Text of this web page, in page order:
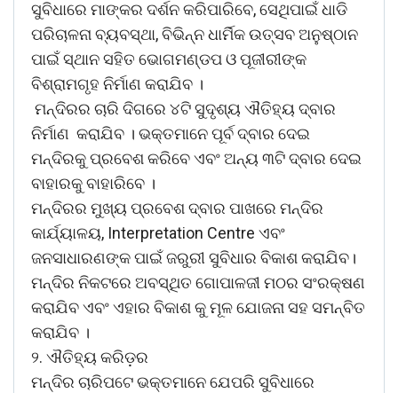
ସୁବିଧାରେ ମାଙ୍କର ଦର୍ଶନ କରିପାରିବେ, ସେଥିପାଇଁ ଧାଡି
ପରିଚାଳନା ବ୍ୟବସ୍ଥା, ବିଭିନ୍ନ ଧାର୍ମିକ ଉତ୍ସବ ଅନୁଷ୍ଠାନ
ପାଇଁ ସ୍ଥାନ ସହିତ ଭୋଗମଣ୍ଡପ ଓ ପୂଜୀରୀଙ୍କ
ବିଶ୍ରାମଗୃହ ନିର୍ମାଣ କରାଯିବ ।
ମନ୍ଦିରର ଚାରି ଦିଗରେ ୪ଟି ସୁଦୃଶ୍ୟ ଐତିହ୍ୟ ଦ୍ବାର
ନିର୍ମାଣ କରାଯିବ । ଭକ୍ତମାନେ ପୂର୍ବ ଦ୍ବାର ଦେଇ
ମନ୍ଦିରକୁ ପ୍ରବେଶ କରିବେ ଏବଂ ଅନ୍ୟ ୩ଟି ଦ୍ବାର ଦେଇ
ବାହାରକୁ ବାହାରିବେ ।
ମନ୍ଦିରର ମୁଖ୍ୟ ପ୍ରବେଶ ଦ୍ବାର ପାଖରେ ମନ୍ଦିର
କାର୍ଯ୍ୟାଳୟ, Interpretation Centre ଏବଂ
ଜନସାଧାରଣଙ୍କ ପାଇଁ ଜରୁରୀ ସୁବିଧାର ବିକାଶ କରାଯିବ।
ମନ୍ଦିର ନିକଟରେ ଅବସ୍ଥିତ ଗୋପାଳଜୀ ମଠର ସଂରକ୍ଷଣ
କରାଯିବ ଏବଂ ଏହାର ବିକାଶ କୁ ମୂଳ ଯୋଜନା ସହ ସମନ୍ବିତ
କରାଯିବ ।
୨. ଐତିହ୍ୟ କରିଡ଼ର
ମନ୍ଦିର ଚାରିପଟେ ଭକ୍ତମାନେ ଯେପରି ସୁବିଧାରେ